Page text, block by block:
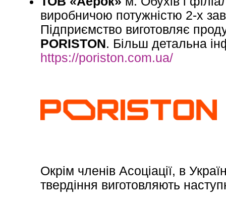
виробничою потужністю 2-х
Підприємство виготовляє
PORISTON. Більш детальна
https://poriston.com.ua/
Окрім членів Асоціації, в
твердіння виготовляють